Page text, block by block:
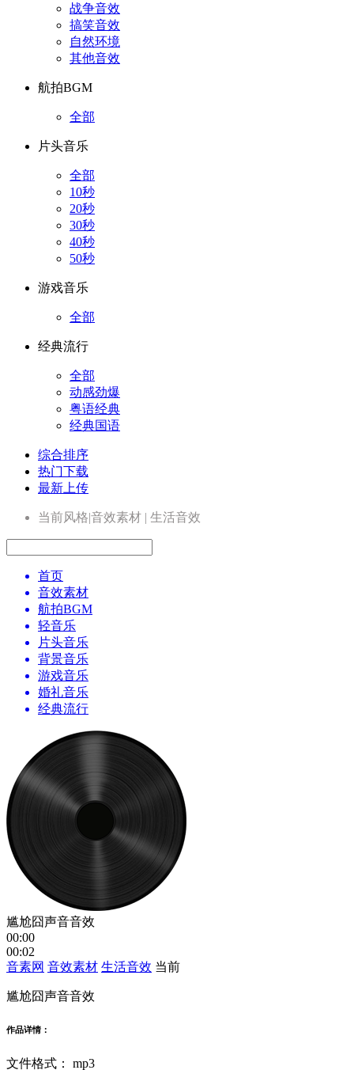
战争音效
搞笑音效
自然环境
其他音效
航拍BGM
全部
片头音乐
全部
10秒
20秒
30秒
40秒
50秒
游戏音乐
全部
经典流行
全部
动感劲爆
粤语经典
经典国语
综合排序
热门下载
最新上传
当前风格|音效素材 | 生活音效
首页
音效素材
航拍BGM
轻音乐
片头音乐
背景音乐
游戏音乐
婚礼音乐
经典流行
尴尬囧声音音效
00:00
00:02
音素网 音效素材 生活音效 当前
尴尬囧声音音效
作品详情：
文件格式： mp3